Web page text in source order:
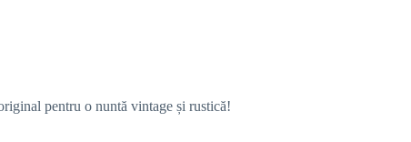
pentru o nuntă vintage și rustică!